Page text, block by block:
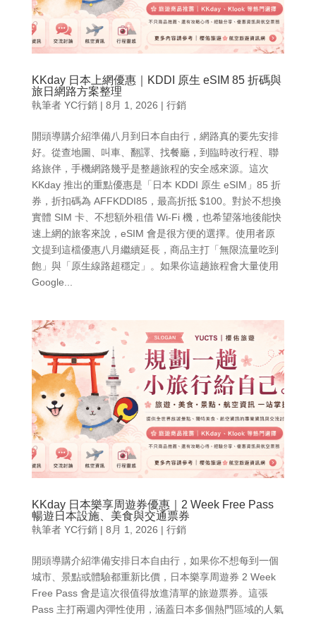
KKday 日本上網優惠｜KDDI 原生 eSIM 85 折碼與
旅日網路方案整理
執筆者 YC行銷| 8月 1, 2026 | 行銷
開頭導購介紹準備八月到日本自由行，網路真的要先安排
好。從查地圖、叫車、翻譯、找餐廳，到臨時改行程、聯
絡旅伴，手機網路幾乎是整趟旅程的安全感來源。這次
KKday 推出的重點優惠是「日本 KDDI 原生 eSIM」85 折
券，折扣碼為 AFFKDDI85，最高折抵 $100。對於不想換
實體 SIM 卡、不想額外租借 Wi-Fi 機，也希望落地後能快
速上網的旅客來說，eSIM 會是很方便的選擇。使用者原
文提到這檔優惠八月繼續延長，商品主打「無限流量吃到
飽」與「原生線路超穩定」。如果你這趟旅程會大量使用
Google...
KKday 日本樂享周遊券優惠｜2 Week Free Pass
暢遊日本設施、美食與交通票券
執筆者 YC行銷| 8月 1, 2026 | 行銷
開頭導購介紹準備安排日本自由行，如果你不想每到一個
城市、景點或體驗都重新比價，日本樂享周遊券 2 Week
Free Pass 會是這次很值得放進清單的旅遊票券。這張
Pass 主打兩週內彈性使用，涵蓋日本多個熱門區域的人氣